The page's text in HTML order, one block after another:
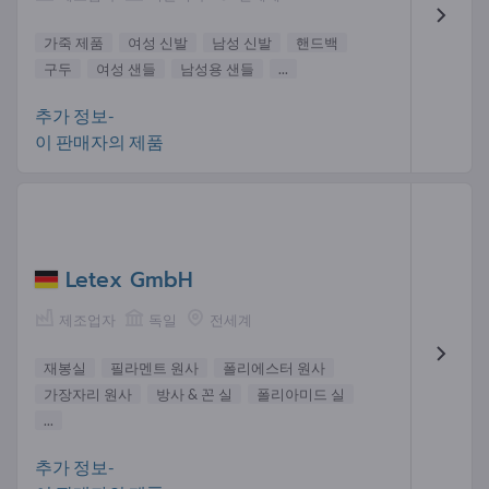
가죽 제품 여성 신발 남성 신발
핸드백
구두
여성 샌들 남성용 샌들 ...
추가 정보-
이 판매자의 제품
Letex GmbH
제조업자 독일 전세계
재봉실 필라멘트 원사
폴리에스터 원사
가장자리 원사
방사 & 꼰 실
폴리아미드 실
...
추가 정보-